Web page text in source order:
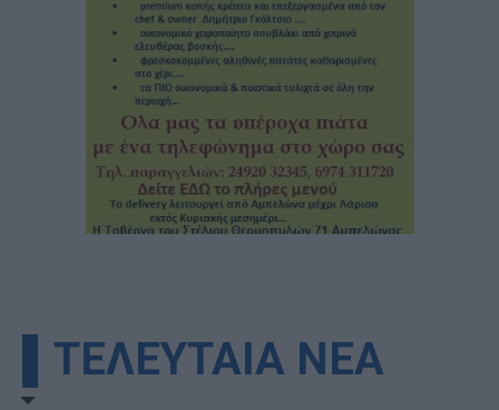
▌ΤΕΛΕΥΤΑΙΑ ΝΕΑ